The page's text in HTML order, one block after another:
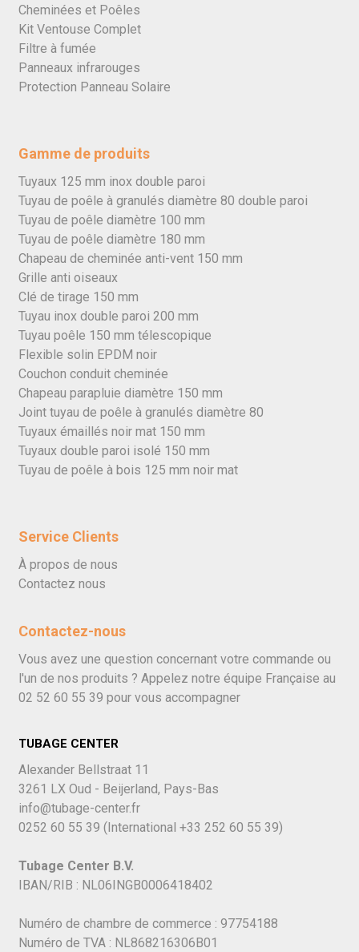
Cheminées et Poêles
Kit Ventouse Complet
Filtre à fumée
Panneaux infrarouges
Protection Panneau Solaire
Gamme de produits
Tuyaux 125 mm inox double paroi
Tuyau de poêle à granulés diamètre 80 double paroi
Tuyau de poêle diamètre 100 mm
Tuyau de poêle diamètre 180 mm
Chapeau de cheminée anti-vent 150 mm
Grille anti oiseaux
Clé de tirage 150 mm
Tuyau inox double paroi 200 mm
Tuyau poêle 150 mm télescopique
Flexible solin EPDM noir
Couchon conduit cheminée
Chapeau parapluie diamètre 150 mm
Joint tuyau de poêle à granulés diamètre 80
Tuyaux émaillés noir mat 150 mm
Tuyaux double paroi isolé 150 mm
Tuyau de poêle à bois 125 mm noir mat
Service Clients
À propos de nous
Contactez nous
Contactez-nous
Vous avez une question concernant votre commande ou
l'un de nos produits ? Appelez notre équipe Française au
02 52 60 55 39 pour vous accompagner
TUBAGE CENTER
Alexander Bellstraat 11
3261 LX Oud - Beijerland, Pays-Bas
info@tubage-center.fr
0252 60 55 39 (International +33 252 60 55 39)
Tubage Center B.V.
IBAN/RIB : NL06INGB0006418402
Numéro de chambre de commerce : 97754188
Numéro de TVA : NL868216306B01